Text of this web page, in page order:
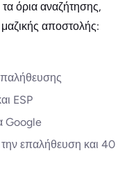
τα όρια αναζήτησης,
αποστολής:
ESP
Google
επαλήθευση και 40